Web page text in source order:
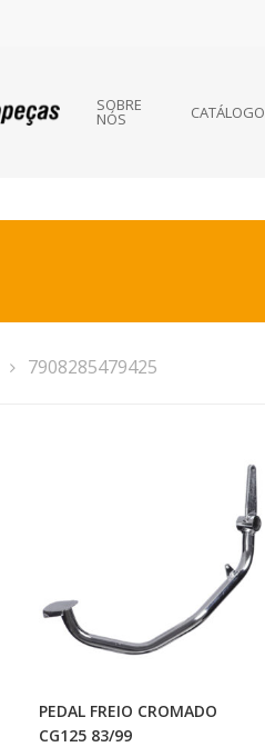
SOBRE
NÓS CATÁLOGO
7908285479425
Adicionar Ao Carrinho
PEDAL FREIO CROMADO
CG125 83/99